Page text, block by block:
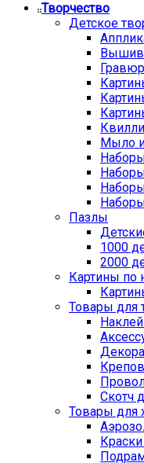
Творчество
Детское
Мыло
Пазлы
1000
2000
Картины по
Товары для
Скотч
Товары для